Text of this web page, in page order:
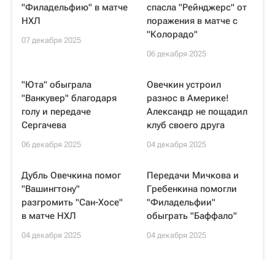
"Филадельфию" в матче
НХЛ
07 декабря 2025
спасла "Рейнджерс" от
поражения в матче с
"Колорадо"
06 декабря 2025
"Юта" обыграла
"Ванкувер" благодаря
голу и передаче
Сергачева
06 декабря 2025
Овечкин устроил
разнос в Америке!
Александр не пощадил
клуб своего друга
04 декабря 2025
Дубль Овечкина помог
"Вашингтону"
разгромить "Сан-Хосе"
в матче НХЛ
04 декабря 2025
Передачи Мичкова и
Гребенкина помогли
"Филадельфии"
обыграть "Баффало"
04 декабря 2025